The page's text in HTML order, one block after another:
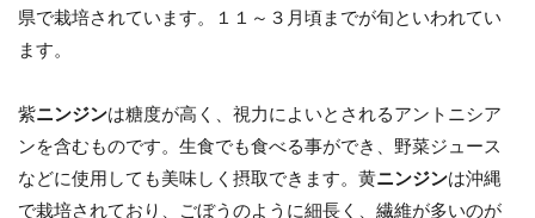
県で栽培されています。１１～３月頃までが旬といわれてい
ます。
紫ニンジンは糖度が高く、視力によいとされるアントニシア
ンを含むものです。生食でも食べる事ができ、野菜ジュース
などに使用しても美味しく摂取できます。黄ニンジンは沖縄
で栽培されており、ごぼうのように細長く、繊維が多いのが